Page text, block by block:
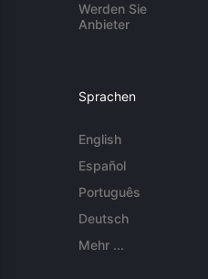
Werden Sie
Anbieter
Sprachen
English
Español
Português
Deutsch
Mehr ...